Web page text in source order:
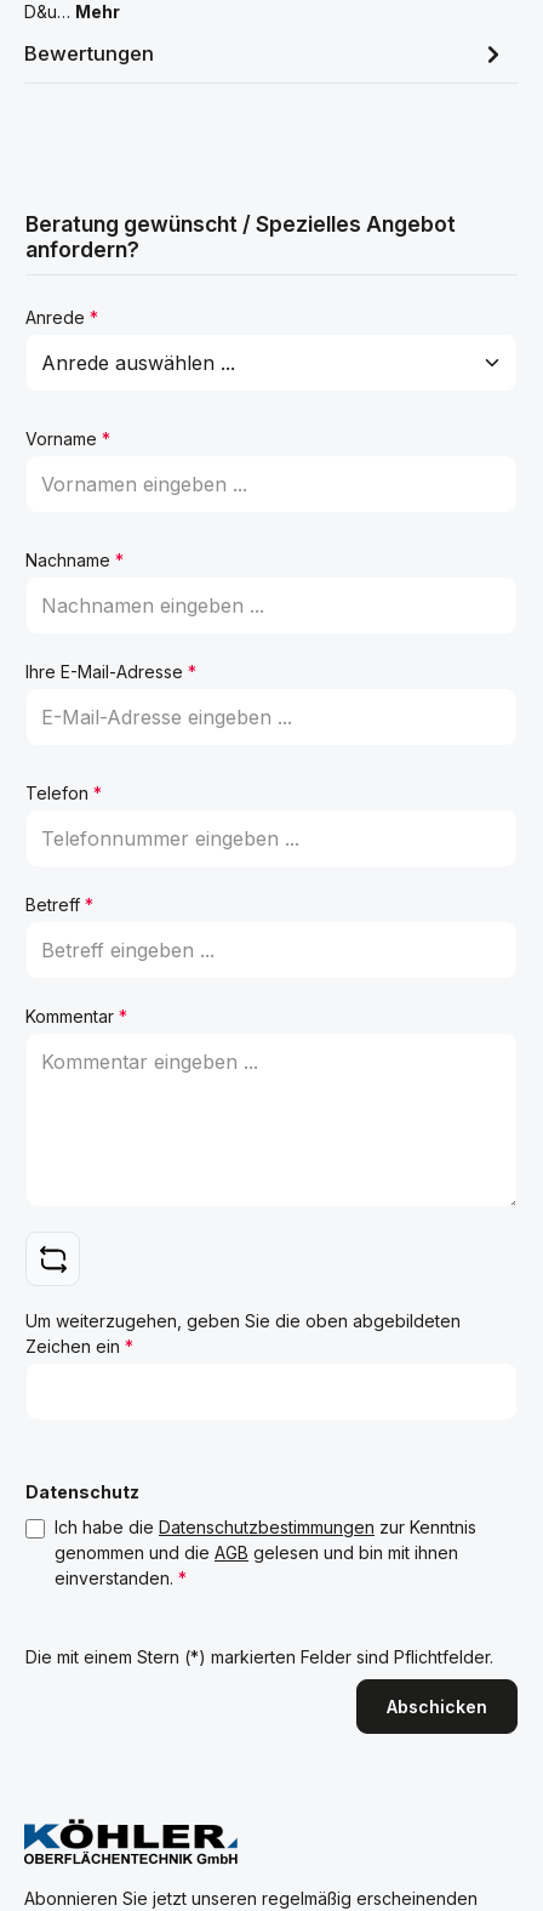
D&u… Mehr
Bewertungen
Beratung gewünscht / Spezielles Angebot
anfordern?
Anrede *
Vorname *
Nachname *
Ihre E-Mail-Adresse *
Telefon *
Betreff *
Kommentar *
Um weiterzugehen, geben Sie die oben abgebildeten
Zeichen ein *
Datenschutz
Ich habe die Datenschutzbestimmungen zur Kenntnis
genommen und die AGB gelesen und bin mit ihnen
einverstanden. *
Die mit einem Stern (*) markierten Felder sind Pflichtfelder.
Abschicken
Abonnieren Sie jetzt unseren regelmäßig erscheinenden